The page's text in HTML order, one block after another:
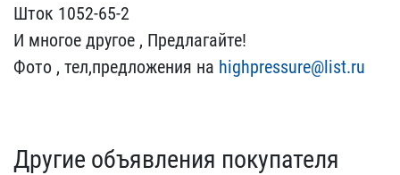
Шток 1052-6​5-2
И многое другое , П​редлагайте!
Фото , тел,п​редложения на highpressu​re@list.ru
Другие объявления покупателя